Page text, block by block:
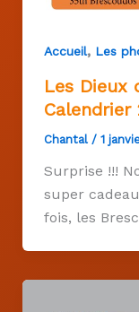
Accueil, Les
Les Dieux
Calendrier
Chantal / 1
Surprise !!!
super
fois, les